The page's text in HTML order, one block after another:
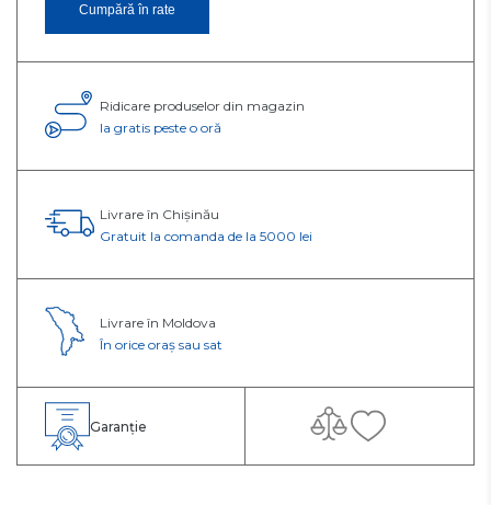
Cumpără în rate
Ridicare produselor din magazin
Ia gratis peste o oră
Livrare în Chișinău
Gratuit la comanda de la 5000 lei
Livrare în Moldova
În orice oraș sau sat
Garanție